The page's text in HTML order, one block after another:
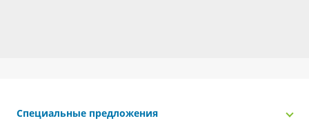
Специальные предложения